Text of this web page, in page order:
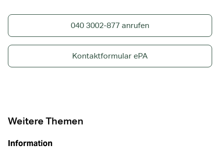
040 3002-877 anrufen
Kontaktformular ePA
Weitere Themen
Information